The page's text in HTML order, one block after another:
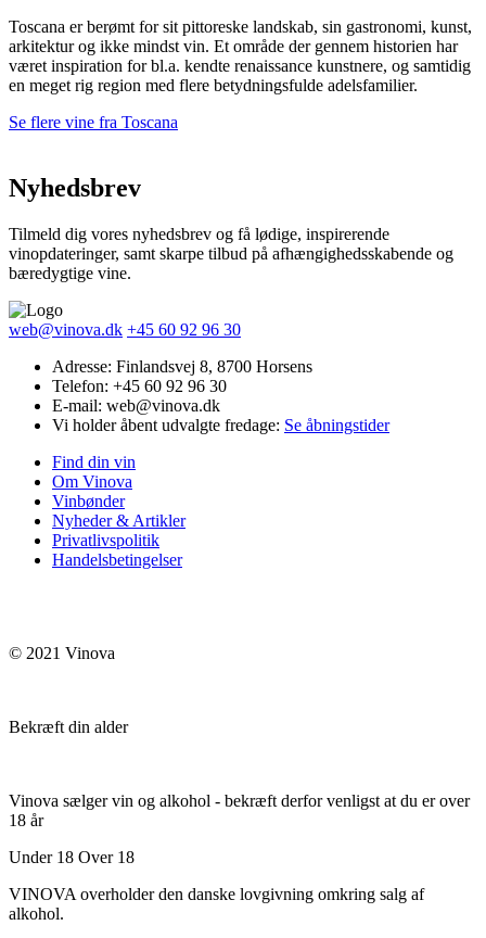
Toscana er berømt for sit pittoreske landskab, sin gastronomi, kunst,
arkitektur og ikke mindst vin. Et område der gennem historien har
været inspiration for bl.a. kendte renaissance kunstnere, og samtidig
en meget rig region med flere betydningsfulde adelsfamilier.
Se flere vine fra Toscana
Nyhedsbrev
Tilmeld dig vores nyhedsbrev og få lødige, inspirerende
vinopdateringer, samt skarpe tilbud på afhængighedsskabende og
bæredygtige vine.
web@vinova.dk +45 60 92 96 30
Adresse: Finlandsvej 8, 8700 Horsens
Telefon: +45 60 92 96 30
E-mail: web@vinova.dk
Vi holder åbent udvalgte fredage: Se åbningstider
Find din vin
Om Vinova
Vinbønder
Nyheder & Artikler
Privatlivspolitik
Handelsbetingelser
© 2021 Vinova
Bekræft din alder
Vinova sælger vin og alkohol - bekræft derfor venligst at du er over
18 år
Under 18 Over 18
VINOVA overholder den danske lovgivning omkring salg af
alkohol.